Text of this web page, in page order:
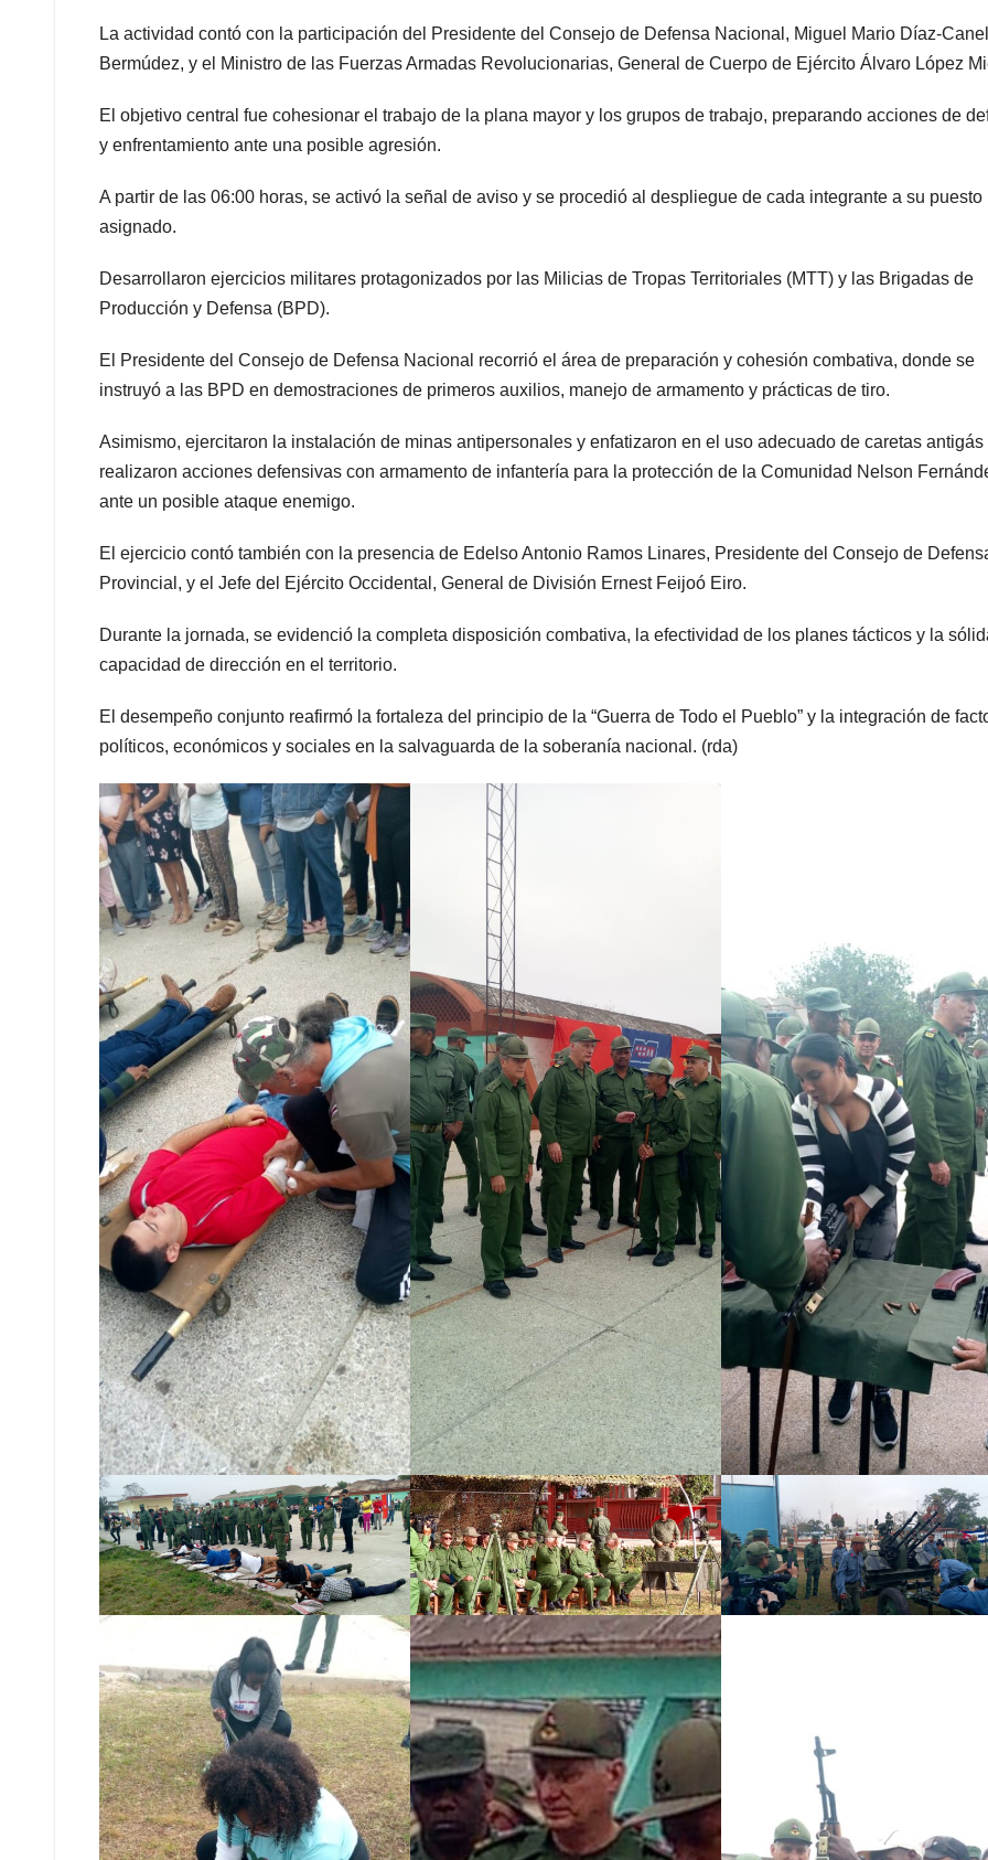
La actividad contó con la participación del Presidente del Consejo de Defensa Nacional, Miguel Mario Díaz-Canel
Bermúdez, y el Ministro de las Fuerzas Armadas Revolucionarias, General de Cuerpo de Ejército Álvaro López
El objetivo central fue cohesionar el trabajo de la plana mayor y los grupos de trabajo, preparando acciones de
y enfrentamiento ante una posible agresión.
A partir de las 06:00 horas, se activó la señal de aviso y se procedió al despliegue de cada integrante a su puesto
asignado.
Desarrollaron ejercicios militares protagonizados por las Milicias de Tropas Territoriales (MTT) y las Brigadas de
Producción y Defensa (BPD).
El Presidente del Consejo de Defensa Nacional recorrió el área de preparación y cohesión combativa, donde se
instruyó a las BPD en demostraciones de primeros auxilios, manejo de armamento y prácticas de tiro.
Asimismo, ejercitaron la instalación de minas antipersonales y enfatizaron en el uso adecuado de caretas antigás
realizaron acciones defensivas con armamento de infantería para la protección de la Comunidad Nelson
ante un posible ataque enemigo.
El ejercicio contó también con la presencia de Edelso Antonio Ramos Linares, Presidente del Consejo de
Provincial, y el Jefe del Ejército Occidental, General de División Ernest Feijoó Eiro.
Durante la jornada, se evidenció la completa disposición combativa, la efectividad de los planes tácticos y la
capacidad de dirección en el territorio.
El desempeño conjunto reafirmó la fortaleza del principio de la “Guerra de Todo el Pueblo” y la integración de
políticos, económicos y sociales en la salvaguarda de la soberanía nacional. (rda)